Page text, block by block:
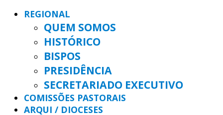
REGIONAL
QUEM SOMOS
HISTÓRICO
BISPOS
PRESIDÊNCIA
SECRETARIADO EXECUTIVO
COMISSÕES PASTORAIS
ARQUI / DIOCESES